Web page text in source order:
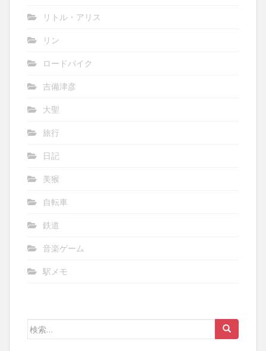
リトル・アリス
リン
ロードバイク
吉備津彦
大聖
旅行
日記
美猴
自転車
鉄道
音楽ゲーム
駅メモ
検